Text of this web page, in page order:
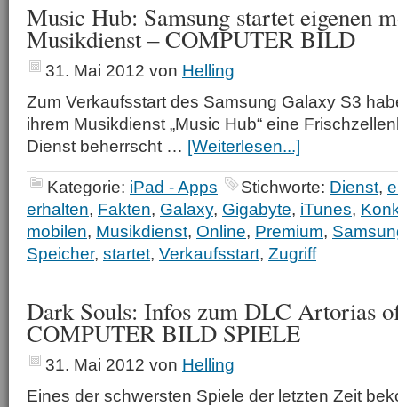
Music Hub: Samsung startet eigenen
Musikdienst – COMPUTER BILD
31. Mai 2012 von Helling
Zum Verkaufsstart des Samsung Galaxy S3
ihrem Musikdienst „Music Hub“ eine
Dienst beherrscht … [Weiterlesen...]
Kategorie: iPad - Apps Stichworte: Dienst,
erhalten, Fakten, Galaxy, Gigabyte, iTunes,
mobilen, Musikdienst, Online, Premium,
Speicher, startet, Verkaufsstart, Zugriff
Dark Souls: Infos zum DLC Artorias
COMPUTER BILD SPIELE
31. Mai 2012 von Helling
Eines der schwersten Spiele der letzten Zeit